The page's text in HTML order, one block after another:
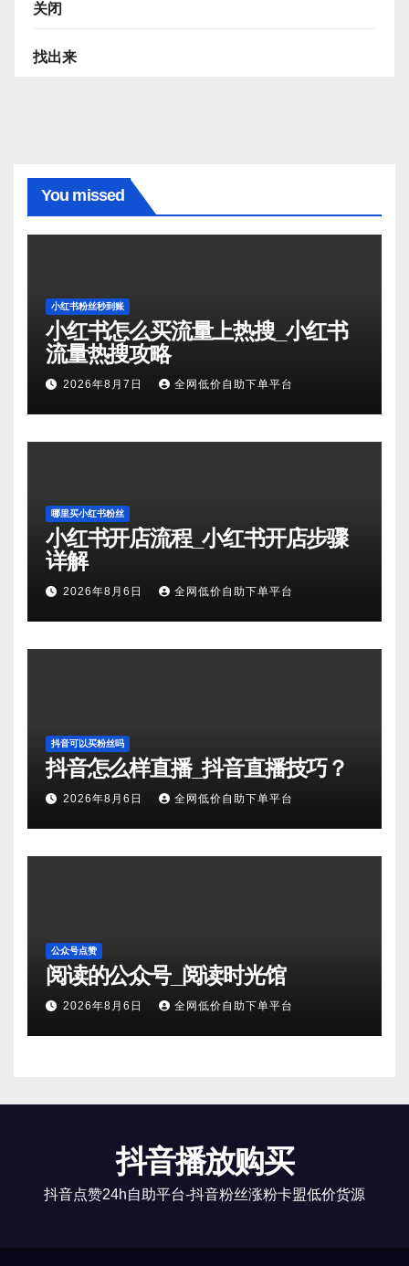
关闭
找出来
You missed
小红书粉丝秒到账
小红书怎么买流量上热搜_小红书
流量热搜攻略
2026年8月7日 全网低价自助下单平台
哪里买小红书粉丝
小红书开店流程_小红书开店步骤
详解
2026年8月6日 全网低价自助下单平台
抖音可以买粉丝吗
抖音怎么样直播_抖音直播技巧？
2026年8月6日 全网低价自助下单平台
公众号点赞
阅读的公众号_阅读时光馆
2026年8月6日 全网低价自助下单平台
抖音播放购买
抖音点赞24h自助平台-抖音粉丝涨粉卡盟低价货源